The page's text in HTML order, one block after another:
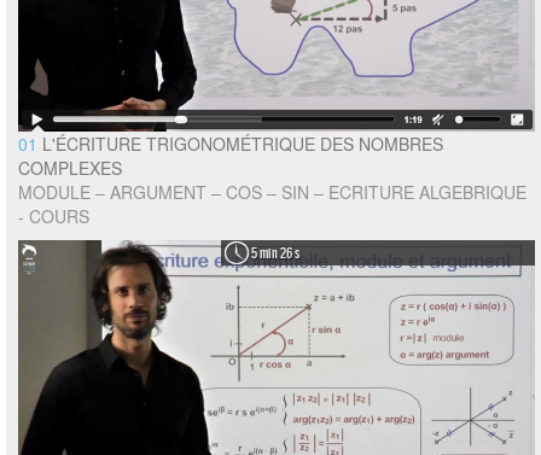
01 L'ÉCRITURE TRIGONOMÉTRIQUE DES NOMBRES
COMPLEXES
MODULE – ARGUMENT – COS – SIN – ECRITURE ALGEBRIQUE
- COURS
5 min 26 s